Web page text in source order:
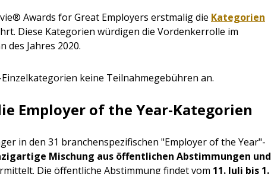
Awards for Great Employers erstmalig die Kategorien
Diese Kategorien würdigen die Vordenkerrolle im
des Jahres 2020.
keine Teilnahmegebühren an.
Employer of the Year-Kategorien
in den 31 branchenspezifischen "Employer of the Year"-
Mischung aus öffentlichen Abstimmungen und
. Die öffentliche Abstimmung findet vom 11. Juli bis 1.